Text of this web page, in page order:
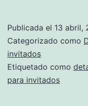
Publicada el 13 abril,
Categorizado como
invitados
Etiquetado como
para invitados